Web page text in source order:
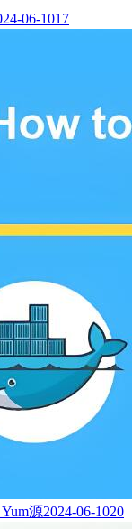
06-1017
源2024-06-1020